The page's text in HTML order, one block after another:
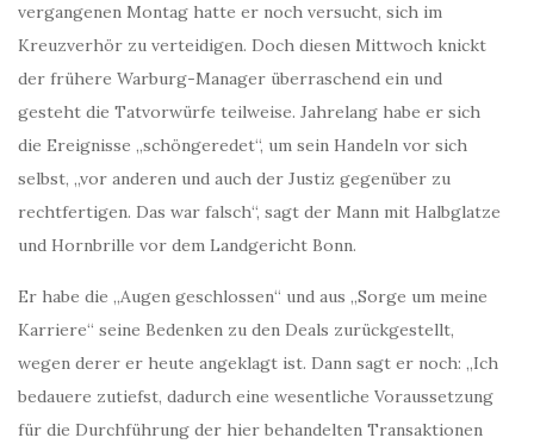
vergangenen Montag hatte er noch versucht, sich im
Kreuzverhör zu verteidigen. Doch diesen Mittwoch knickt
der frühere Warburg-Manager überraschend ein und
gesteht die Tatvorwürfe teilweise. Jahrelang habe er sich
die Ereignisse „schöngeredet“, um sein Handeln vor sich
selbst, „vor anderen und auch der Justiz gegenüber zu
rechtfertigen. Das war falsch“, sagt der Mann mit Halbglatze
und Hornbrille vor dem Landgericht Bonn.
Er habe die „Augen geschlossen“ und aus „Sorge um meine
Karriere“ seine Bedenken zu den Deals zurückgestellt,
wegen derer er heute angeklagt ist. Dann sagt er noch: „Ich
bedauere zutiefst, dadurch eine wesentliche Voraussetzung
für die Durchführung der hier behandelten Transaktionen